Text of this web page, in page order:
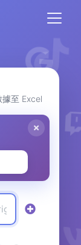
至 Excel